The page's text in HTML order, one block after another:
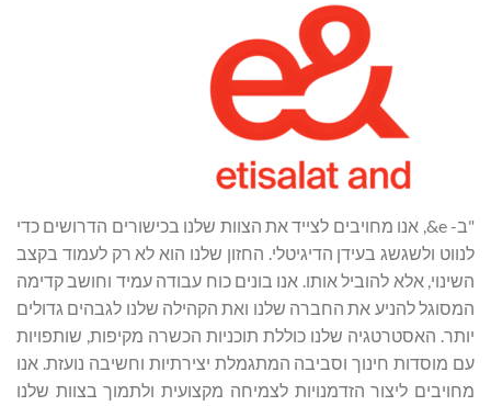
"ב- e&, אנו מחויבים לצייד את הצוות שלנו בכישורים הדרושים כדי
לנווט ולשגשג בעידן הדיגיטלי. החזון שלנו הוא לא רק לעמוד בקצב
השינוי, אלא להוביל אותו. אנו בונים כוח עבודה עמיד וחושב קדימה
המסוגל להניע את החברה שלנו ואת הקהילה שלנו לגבהים גדולים
יותר. האסטרטגיה שלנו כוללת תוכניות הכשרה מקיפות, שותפויות
עם מוסדות חינוך וסביבה המתגמלת יצירתיות וחשיבה נועזת. אנו
מחויבים ליצור הזדמנויות לצמיחה מקצועית ולתמוך בצוות שלנו